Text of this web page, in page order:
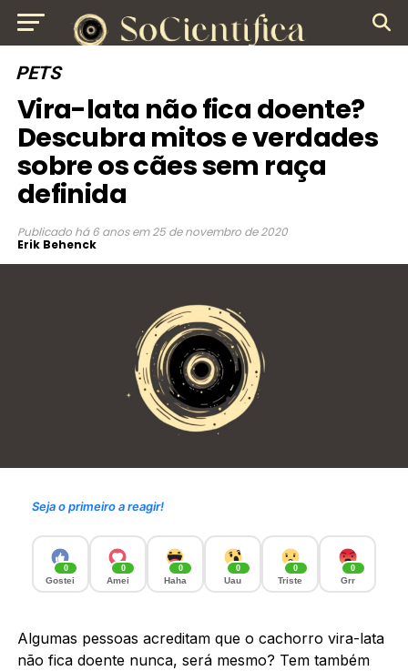
PETS
Vira-lata não fica doente?
Descubra mitos e verdades
sobre os cães sem raça
definida
Publicado há 6 anos em 25 de novembro de 2020
Erik Behenck
Seja o primeiro a reagir!
0
Gostei
0
Amei
0
Haha
0
Uau
0
Triste
0
Grr
Algumas pessoas acreditam que o cachorro vira-lata
não fica doente nunca, será mesmo? Tem também